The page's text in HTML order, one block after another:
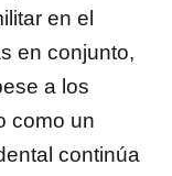
en el
en conjunto,
a los
como un
continúa